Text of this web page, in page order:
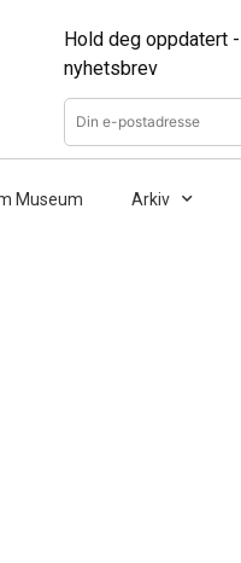
Hold deg oppdatert
nyhetsbrev
Museum Arkiv